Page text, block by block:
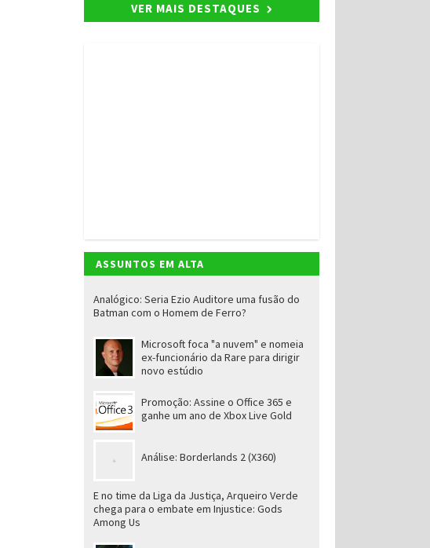
VER MAIS DESTAQUES
ASSUNTOS EM ALTA
Analógico: Seria Ezio Auditore uma fusão do
Batman com o Homem de Ferro?
Microsoft foca "a nuvem" e nomeia
ex-funcionário da Rare para dirigir
novo estúdio
Promoção: Assine o Office 365 e
ganhe um ano de Xbox Live Gold
Análise: Borderlands 2 (X360)
E no time da Liga da Justiça, Arqueiro Verde
chega para o embate em Injustice: Gods
Among Us